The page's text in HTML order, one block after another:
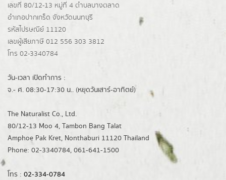
เลขที่ 80/12-13 หมู่ที่ 4 ตำบลบางตลาด
อำเภอปากเกร็ด จังหวัดนนทบุรี
รหัสไปรษณีย์ 11120
เลขผู้เสียภาษี 012 556 303 3812
โทร 02-3340784
วัน-เวลา เปิดทำการ :
จ.- ศ. 08:30-17:30 น.. (หยุดวันเสาร์-อาทิตย์)
The Naturalist Co., Ltd.
80/12-13 Moo 4, Tambon Bang Talat
Amphoe Pak Kret, Nonthaburi 11120 Thailand
Phone: 02-3340784, 061-641-1500
โทร : 02-334-0784